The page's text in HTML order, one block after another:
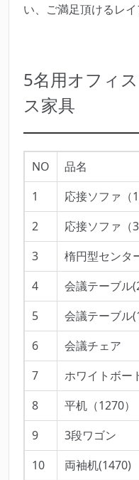
い、ご満足頂けるレイ
5名用オフィ
ス家具
NO 品名
1
応接ソファ（1
2
応接ソファ（3
3
楕円型センタ
4
会議テーブル
5
会議テーブル
6
会議チェア
7
ホワイトボー
8
平机（1270）
9
3段ワゴン
10
両袖机(1470)